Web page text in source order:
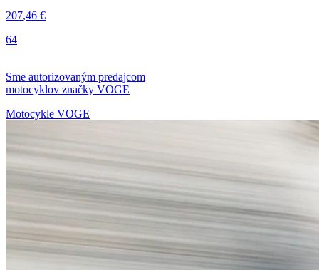
207,46 €
64
Sme autorizovaným predajcom
motocyklov značky VOGE
Motocykle VOGE